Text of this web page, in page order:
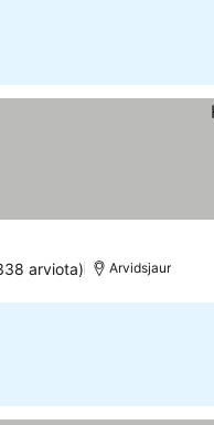
arviota) Arvidsjaur